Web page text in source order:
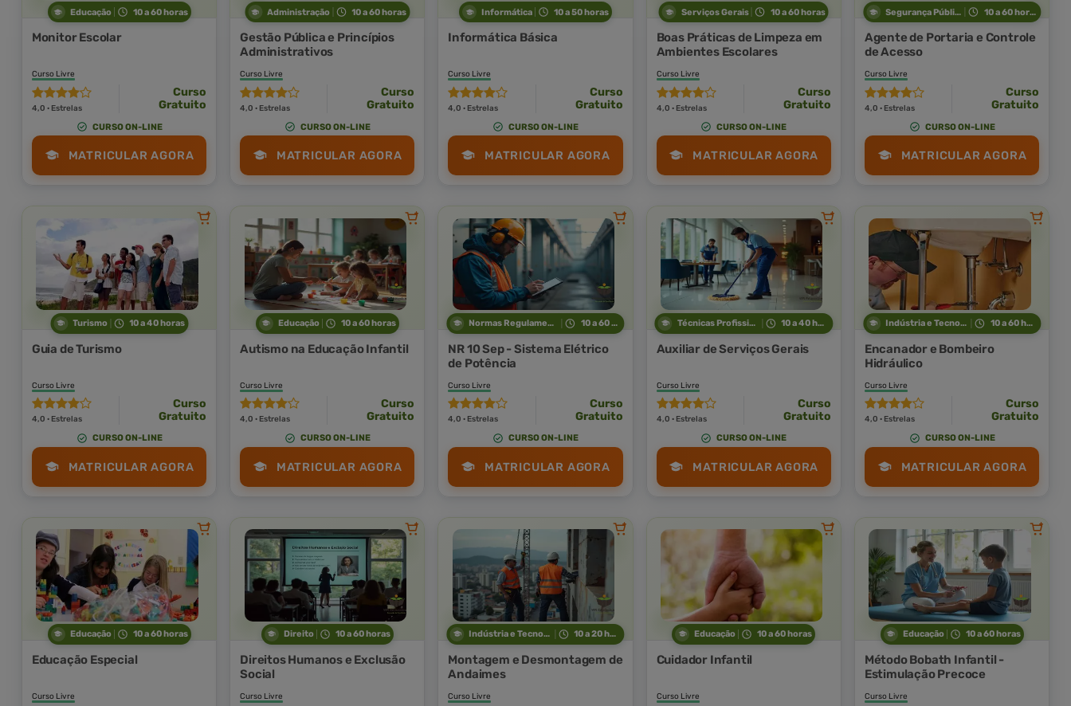
Educação 10 a 60 horas
Monitor Escolar
Curso Livre
4,0 · Estrelas
Curso
Gratuito
CURSO ON-LINE
MATRICULAR AGORA
Administração 10 a 60 horas
Gestão Pública e Princípios
Administrativos
Curso Livre
4,0 · Estrelas
Curso
Gratuito
CURSO ON-LINE
MATRICULAR AGORA
Informática 10 a 50 horas
Informática Básica
Curso Livre
4,0 · Estrelas
Curso
Gratuito
CURSO ON-LINE
MATRICULAR AGORA
Serviços Gerais 10 a 60 horas
Boas Práticas de Limpeza em
Ambientes Escolares
Curso Livre
4,0 · Estrelas
Curso
Gratuito
CURSO ON-LINE
MATRICULAR AGORA
Segurança Pública 10 a 60 horas
Agente de Portaria e Controle
de Acesso
Curso Livre
4,0 · Estrelas
Curso
Gratuito
CURSO ON-LINE
MATRICULAR AGORA
Turismo 10 a 40 horas
Guia de Turismo
Curso Livre
4,0 · Estrelas
Curso
Gratuito
CURSO ON-LINE
MATRICULAR AGORA
Educação 10 a 60 horas
Autismo na Educação Infantil
Curso Livre
4,0 · Estrelas
Curso
Gratuito
CURSO ON-LINE
MATRICULAR AGORA
Normas Regulamentadoras 10 a 60 horas
NR 10 Sep - Sistema Elétrico
de Potência
Curso Livre
4,0 · Estrelas
Curso
Gratuito
CURSO ON-LINE
MATRICULAR AGORA
Técnicas Profissionais 10 a 40 horas
Auxiliar de Serviços Gerais
Curso Livre
4,0 · Estrelas
Curso
Gratuito
CURSO ON-LINE
MATRICULAR AGORA
Indústria e Tecnologia 10 a 60 horas
Encanador e Bombeiro
Hidráulico
Curso Livre
4,0 · Estrelas
Curso
Gratuito
CURSO ON-LINE
MATRICULAR AGORA
Educação 10 a 60 horas
Educação Especial
Curso Livre
Direito 10 a 60 horas
Direitos Humanos e Exclusão
Social
Curso Livre
Indústria e Tecnologia 10 a 20 horas
Montagem e Desmontagem de
Andaimes
Curso Livre
Educação 10 a 60 horas
Cuidador Infantil
Curso Livre
Educação 10 a 60 horas
Método Bobath Infantil -
Estimulação Precoce
Curso Livre